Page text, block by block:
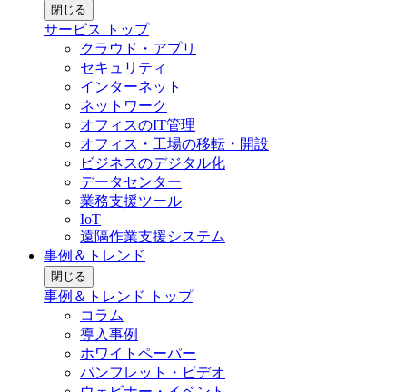
閉じる
サービス トップ
クラウド・アプリ
セキュリティ
インターネット
ネットワーク
オフィスのIT管理
オフィス・工場の移転・開設
ビジネスのデジタル化
データセンター
業務支援ツール
IoT
遠隔作業支援システム
事例＆トレンド
閉じる
事例＆トレンド トップ
コラム
導入事例
ホワイトペーパー
パンフレット・ビデオ